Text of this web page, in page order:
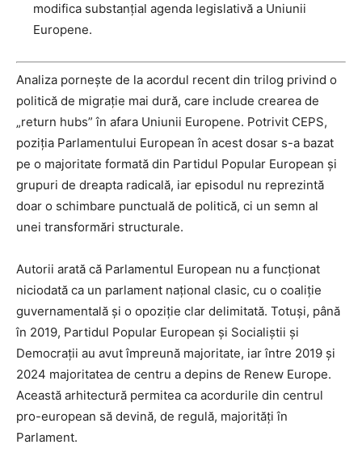
modifica substanțial agenda legislativă a Uniunii
Europene.
Analiza pornește de la acordul recent din trilog privind o
politică de migrație mai dură, care include crearea de
„return hubs” în afara Uniunii Europene. Potrivit CEPS,
poziția Parlamentului European în acest dosar s-a bazat
pe o majoritate formată din Partidul Popular European și
grupuri de dreapta radicală, iar episodul nu reprezintă
doar o schimbare punctuală de politică, ci un semn al
unei transformări structurale.
Autorii arată că Parlamentul European nu a funcționat
niciodată ca un parlament național clasic, cu o coaliție
guvernamentală și o opoziție clar delimitată. Totuși, până
în 2019, Partidul Popular European și Socialiștii și
Democrații au avut împreună majoritate, iar între 2019 și
2024 majoritatea de centru a depins de Renew Europe.
Această arhitectură permitea ca acordurile din centrul
pro-european să devină, de regulă, majorități în
Parlament.